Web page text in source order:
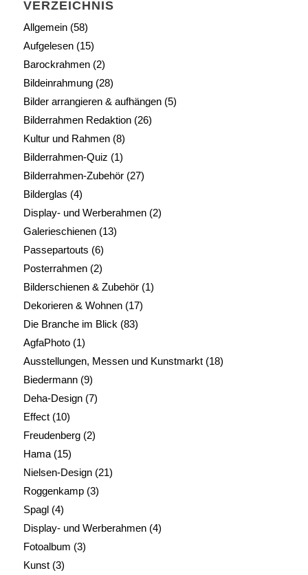
VERZEICHNIS
Allgemein(58)
Aufgelesen(15)
Barockrahmen(2)
Bildeinrahmung(28)
Bilder arrangieren & aufhängen(5)
Bilderrahmen Redaktion(26)
Kultur und Rahmen(8)
Bilderrahmen-Quiz (1)
Bilderrahmen-Zubehör(27)
Bilderglas (4)
Display- und Werberahmen(2)
Galerieschienen(13)
Passepartouts (6)
Posterrahmen(2)
Bilderschienen & Zubehör(1)
Dekorieren & Wohnen(17)
Die Branche im Blick(83)
AgfaPhoto(1)
Ausstellungen, Messen und Kunstmarkt(18)
Biedermann(9)
Deha-Design(7)
Effect(10)
Freudenberg(2)
Hama(15)
Nielsen-Design(21)
Roggenkamp(3)
Spagl(4)
Display- und Werberahmen(4)
Fotoalbum (3)
Kunst(3)